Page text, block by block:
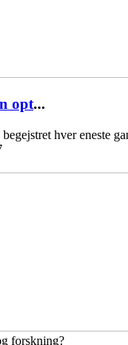
opt...
hver eneste
forskning?